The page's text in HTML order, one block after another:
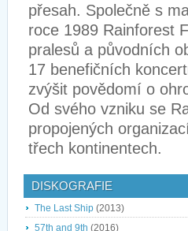
přesah. Společně s
roce 1989 Rainforest
pralesů a původních
17 benefičních
zvýšit povědomí o
Od svého vzniku se
propojených
třech kontinentech.
DISKOGRAFIE
The Last Ship (2013)
57th and 9th (2016)